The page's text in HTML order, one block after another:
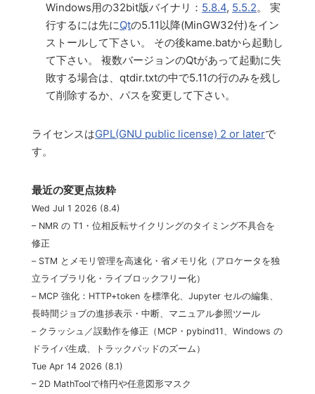
Windows用の32bit版バイナリ： 5.8.4, 5.5.2。 実
行するには先にQtの5.11以降(MinGW32付)をイン
ストールして下さい。 その後kame.batから起動し
て下さい。 複数バージョンのQtがあって起動に失
敗する場合は、qtdir.txtの中で5.11の行のみを残し
て削除するか、パスを変更して下さい。
ライセンスはGPL(GNU public license) 2 or laterで
す。
最近の変更点抜粋
Wed Jul 1 2026 (8.4)
– NMR の T1・位相反転サイクリングのタイミング不具合を
修正
– STM とメモリ管理を高速化・省メモリ化（アロケータを独
立ライブラリ化・ライブロックフリー化）
– MCP 強化：HTTP+token を標準化、Jupyter セルの編集、
長時間ジョブの進捗表示・中断、マニュアル参照ツール
– クラッシュ／誤動作を修正（MCP・pybind11、Windows の
ドライバ生成、トラックパッドのズーム）
Tue Apr 14 2026 (8.1)
– 2D MathToolで楕円や任意図形マスク